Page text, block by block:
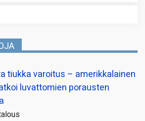
tiukka varoitus – amerikkalainen
luvattomien porausten